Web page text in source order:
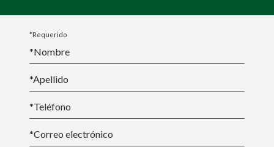
*Requerido
*Nombre
*Apellido
*Teléfono
*Correo electrónico